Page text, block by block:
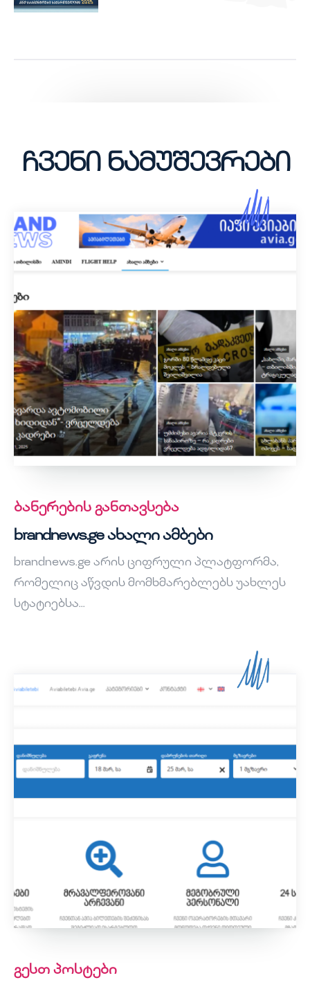
ჩვენი ნამუშევრები
ბანერების განთავსება
brandnews.ge ახალი ამბები
brandnews.ge არის ციფრული პლატფორმა,
რომელიც აწვდის მომხმარებლებს უახლეს
სტატიებსა...
გესთ პოსტები